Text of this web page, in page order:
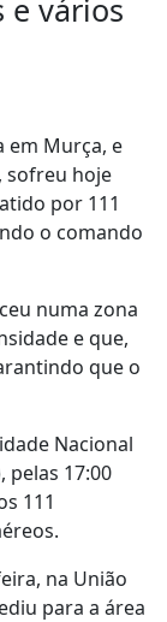
e vários
em Murça, e
sofreu hoje
por 111
o comando
numa zona
e que,
que o
Nacional
pelas 17:00
111
na União
para a área